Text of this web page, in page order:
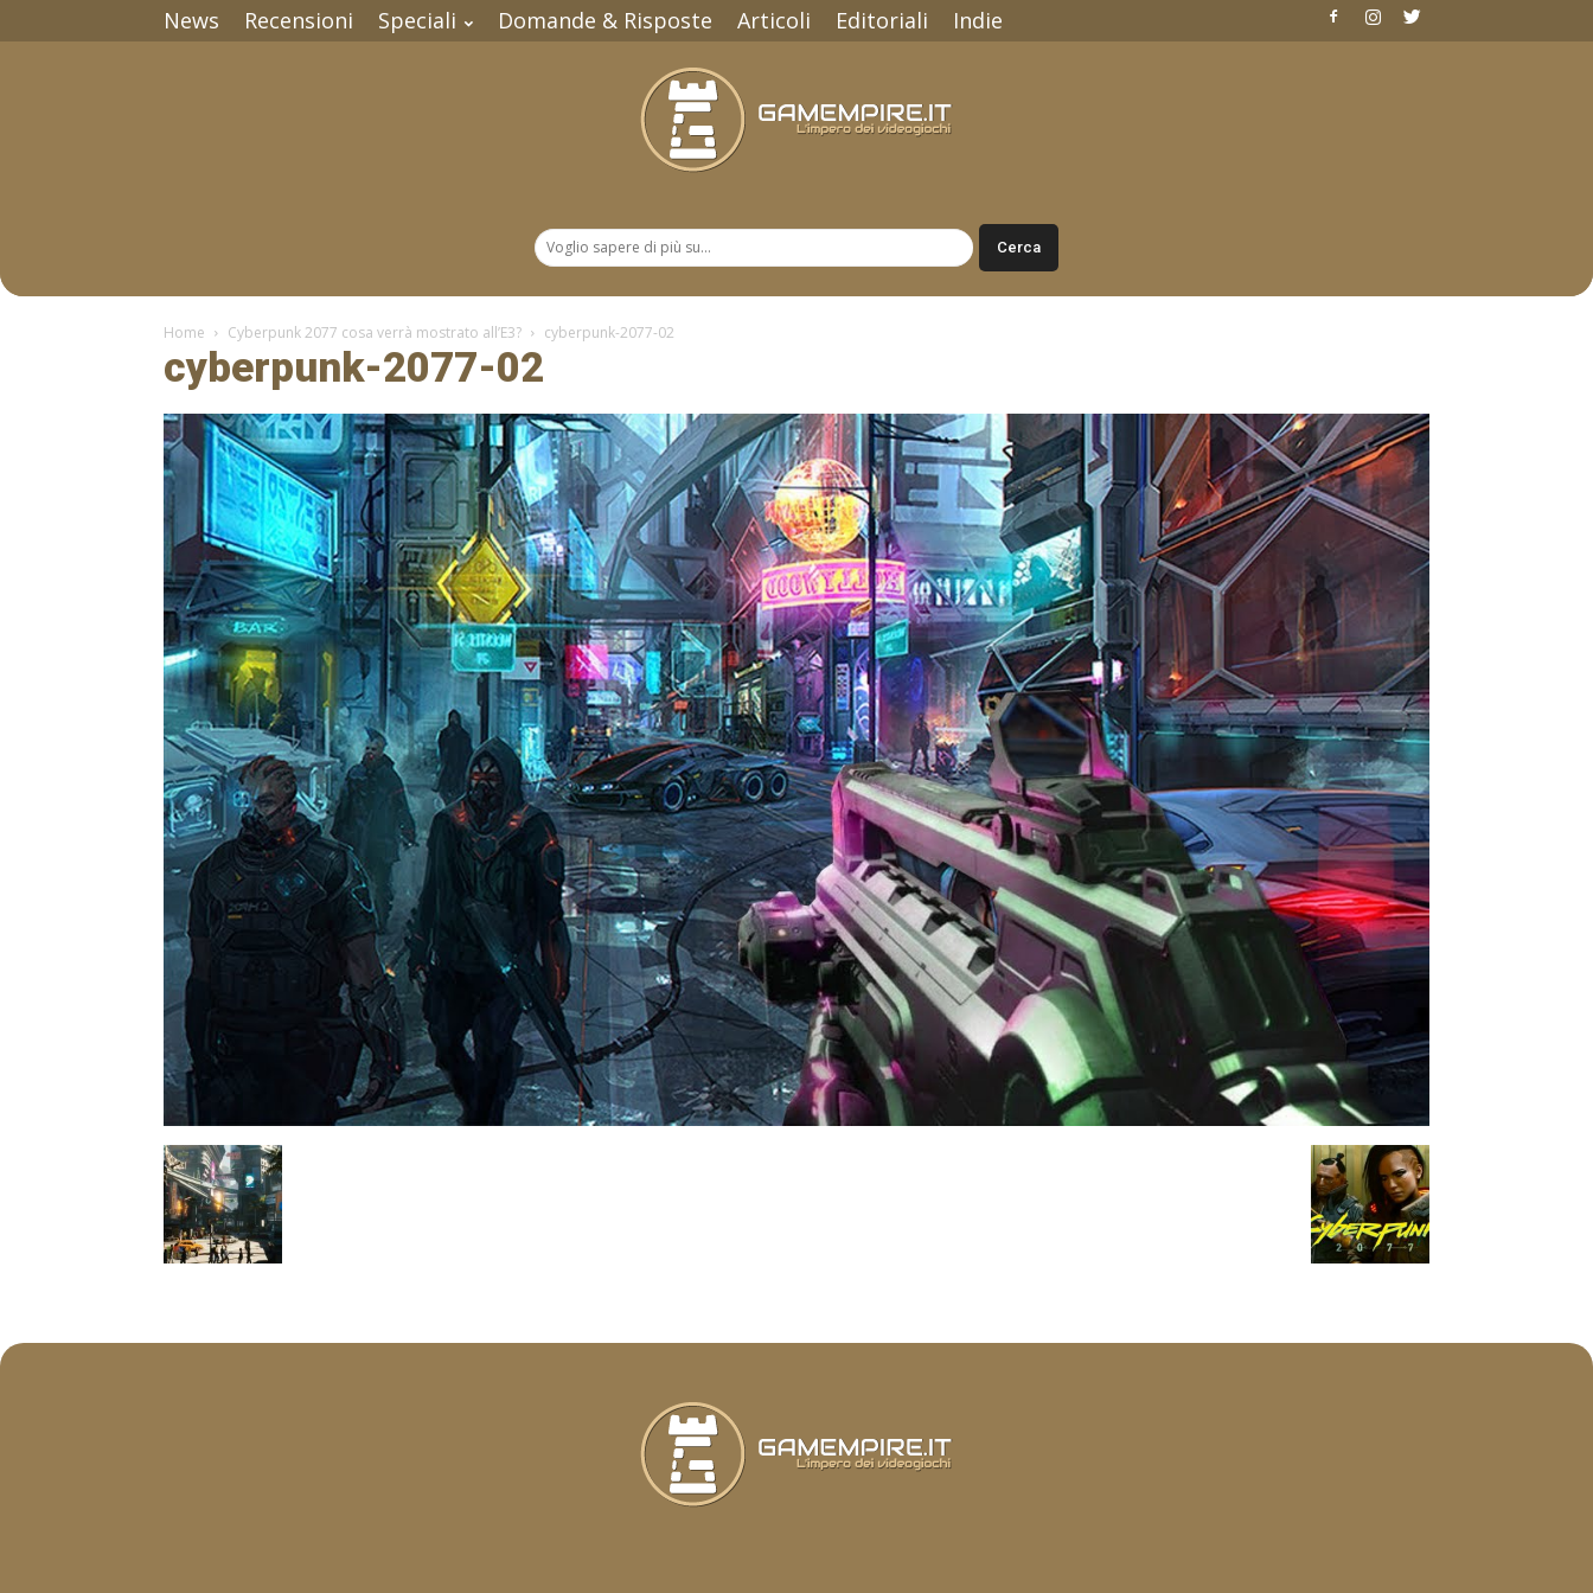
News Recensioni Speciali Domande & Risposte Articoli Editoriali Indie
Home Cyberpunk 2077 cosa verrà mostrato all’E3? cyberpunk-2077-02
cyberpunk-2077-02